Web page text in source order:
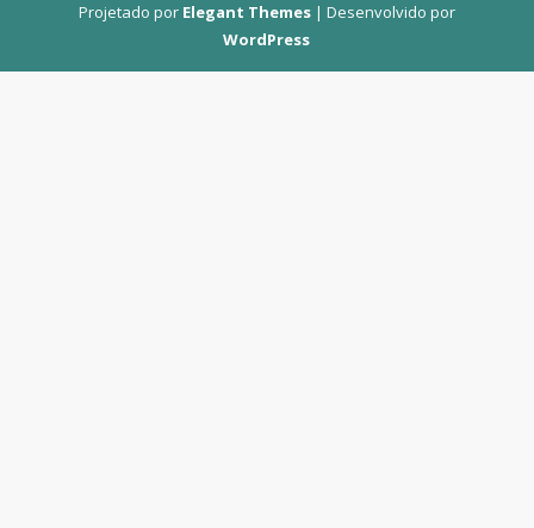
Projetado por Elegant Themes| Desenvolvido por
WordPress